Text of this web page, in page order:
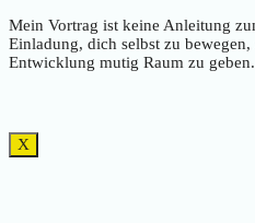
Mein Vortrag ist keine Anleitung
Einladung, dich selbst zu
Entwicklung mutig Raum zu geben.
X